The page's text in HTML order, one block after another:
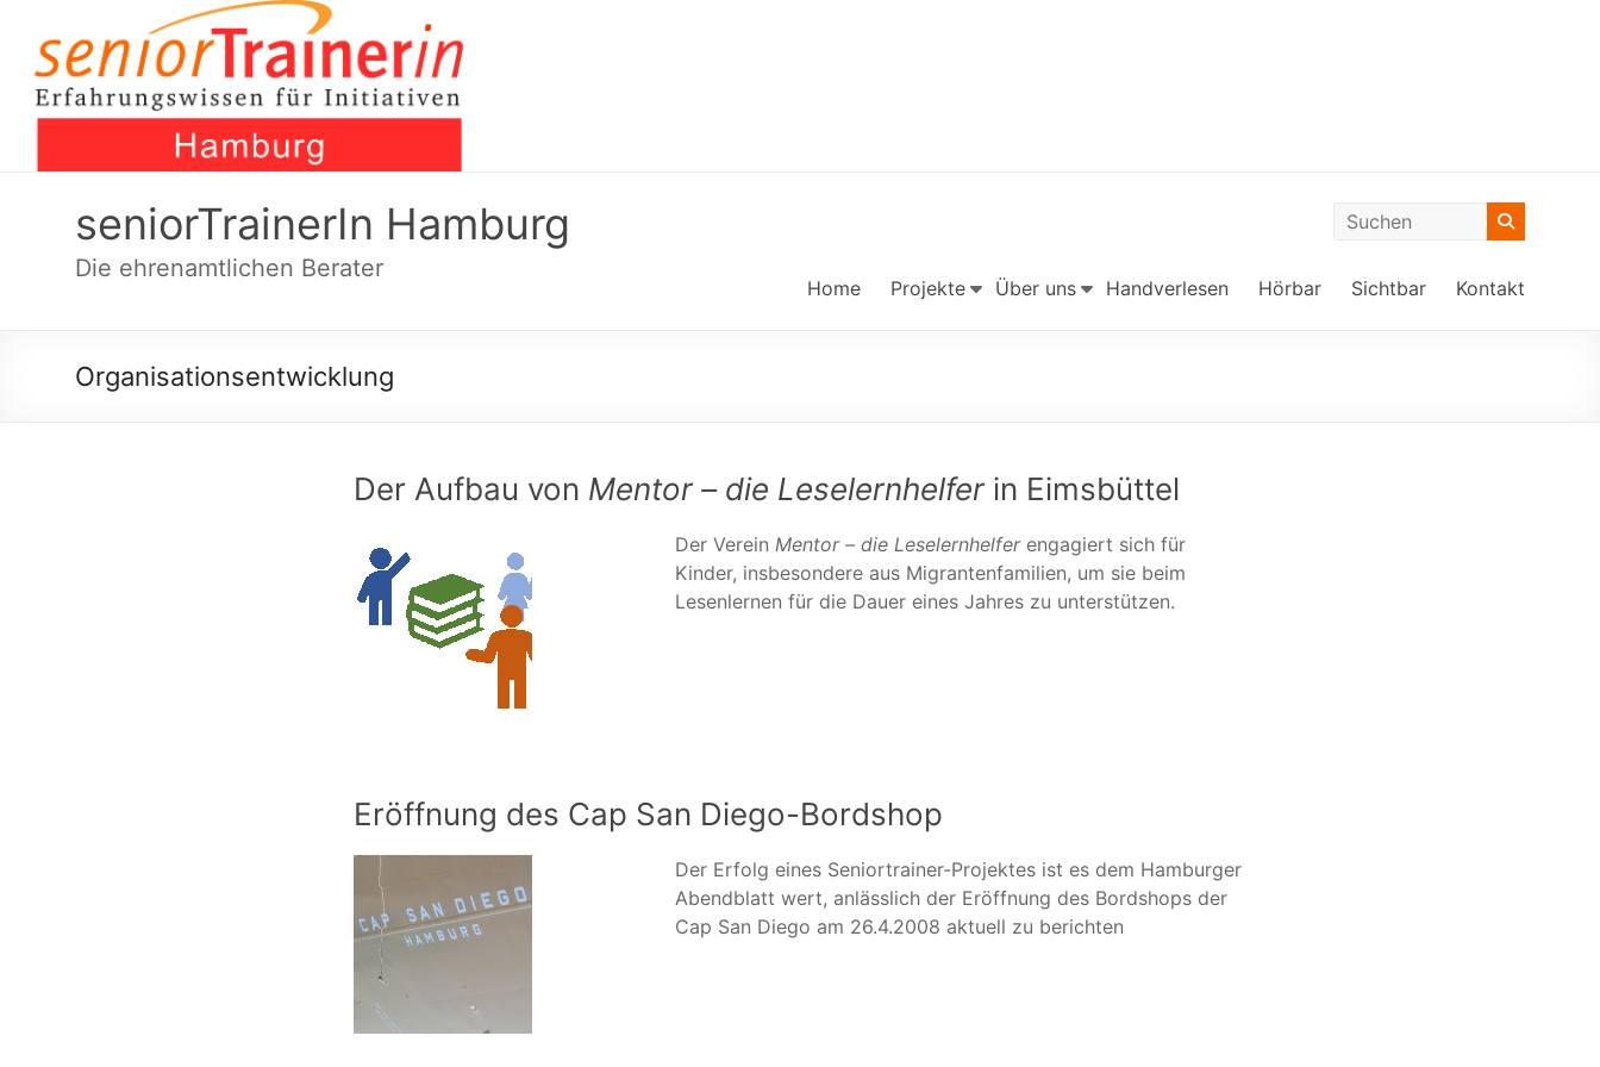
content
seniorTrainerIn Hamburg
Die ehrenamtlichen Berater
Home Projekte Über uns Handverlesen Hörbar Sichtbar Kontakt
Organisationsentwicklung
Der Aufbau von Mentor – die Leselernhelferin Eimsbüttel
Der Verein Mentor – die Leselernhelferengagiert sich für
Kinder, insbesondere aus Migrantenfamilien, um sie beim
Lesenlernen für die Dauer eines Jahres zu unterstützen.
Eröffnung des Cap San Diego-Bordshop
Der Erfolg eines Seniortrainer-Projektes ist es dem Hamburger
Abendblatt wert, anlässlich der Eröffnung des Bordshops der
Cap San Diego am 26.4.2008 aktuell zu berichten